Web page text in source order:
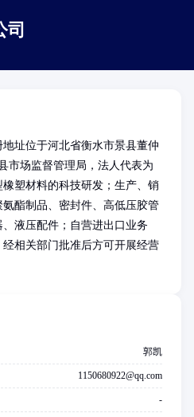
司
址位于河北省衡水市景县董仲
市场监督管理局，法人代表为
塑材料的科技研发；生产、销
酯制品、密封件、高低压胶管
液压配件；自营进出口业务
相关部门批准后方可开展经营
郭凯
1150680922@qq.com
-